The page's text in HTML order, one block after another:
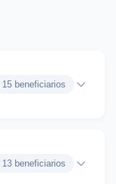
15 beneficiarios
13 beneficiarios